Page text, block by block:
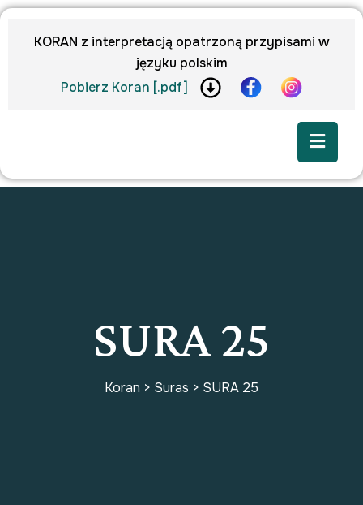
KORAN z interpretacją opatrzoną przypisami w
języku polskim
Pobierz Koran [.pdf]
SURA 25
Koran > Suras > SURA 25